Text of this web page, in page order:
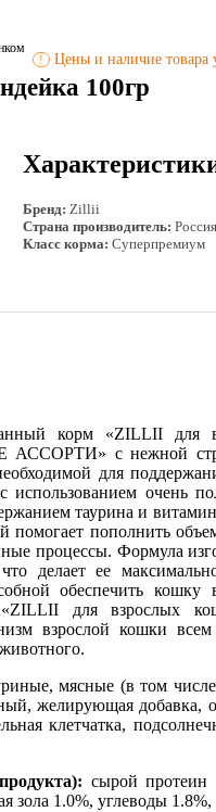
! Цены и наличие товара
100гр
Бренд: Zillii
Страна производитель: Россия
Класс корма: Суперпремиум
корм «ZILLII для
с нежной
для
использованием очень
таурина и
помогает пополнить
процессы. Формула
делает ее
обеспечить кошку
для взрослых
взрослой кошки
мясные (в том
желирующая добавка,
клетчатка,
сырой
зола 1.0%, углеводы